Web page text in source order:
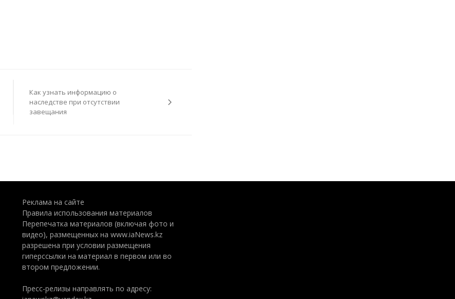
Как узнать информацию о
наследстве при отсутствии
завещания
Реклама на сайте
Правила использования материалов
Перепечатка материалов (включая фото и
видео), размещенных на www.iaNews.kz
разрешена при условии размещения
гиперссылки на материал в первом или во
втором предложении.
Пресс-релизы направлять по адресу: